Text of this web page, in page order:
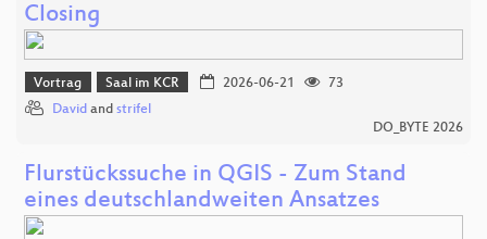
Closing
Vortrag Saal im KCR 2026-06-21
73
David and strifel
DO_BYTE 2026
Flurstückssuche in QGIS - Zum Stand
eines deutschlandweiten Ansatzes